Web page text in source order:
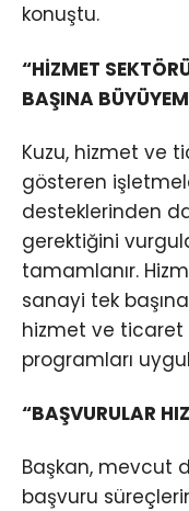
konuştu.
“HİZMET
BAŞINA
Kuzu, hizmet ve
gösteren
desteklerinden
gerektiğini
tamamlanır.
sanayi tek
hizmet ve ticaret
programları
“BAŞVURULAR
Başkan, mevcut
başvuru